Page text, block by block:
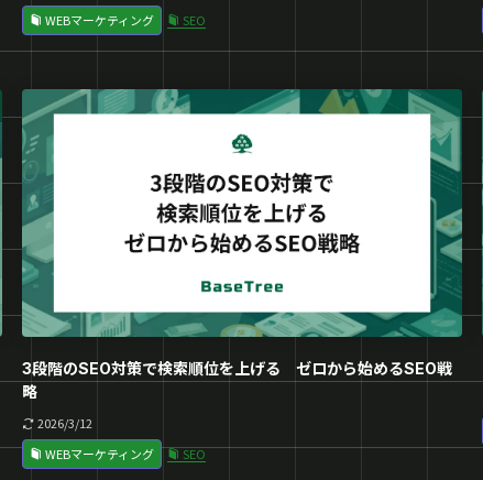
WEBマーケティング
SEO
3段階のSEO対策で検索順位を上げる ゼロから始めるSEO戦
略
2026/3/12
WEBマーケティング
SEO